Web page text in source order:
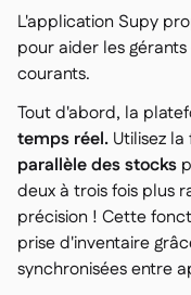
L'application Supy
pour aider les
courants.
Tout d'abord, la
temps réel. Utilisez
parallèle des stocks
deux à trois fois plus
précision ! Cette
prise d'inventaire
synchronisées entre